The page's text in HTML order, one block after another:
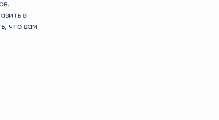
в
что вам